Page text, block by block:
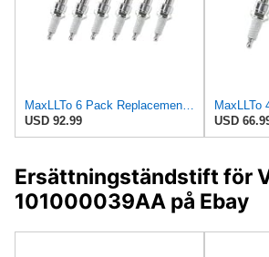
MaxLLTo 6 Pack Replacement 5685 Standard Spark Plug for Bosch W9LDCR for Champion N9BMC RN9BMC for
USD 92.99
USD
Ersättningständstift för
101000039AA på Ebay